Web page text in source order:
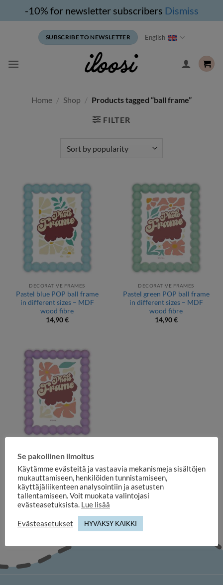
-10% for newsletter subscribers Dismiss
SUBSCRIBE TO NEWSLETTER English
Home / Shop / Products tagged “ball frame”
FILTER
DECORATIVE FRAMES
Pastel blue POP ball frame
in different sizes – MDF
wood fibre
14,90€
DECORATIVE FRAMES
Pastel green POP ball frame
in different sizes – MDF
wood fibre
14,90€
Purple POP ball frame in
different sizes – MDF wood
fibre
14,90€
Se pakollinen ilmoitus
Käytämme evästeitä ja vastaavia mekanismeja sisältöjen
mukauttamiseen, henkilöiden tunnistamiseen,
käyttäjäliikenteen analysointiin ja asetusten
tallentamiseen. Voit muokata valintojasi
evästeasetuksista. Lue lisää
Evästeasetukset HYVÄKSY KAIKKI